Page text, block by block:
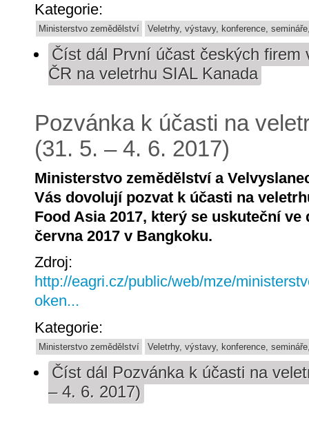
Kategorie:
Ministerstvo zemědělství Veletrhy, výstavy, konference,
Číst dál První účast českých firem
ČR na veletrhu SIAL Kanada
Pozvánka k účasti na
(31. 5. – 4. 6. 2017)
Ministerstvo zemědělství a
Vás dovolují pozvat k účasti na
Food Asia 2017, který se uskuteční ve
června 2017 v Bangkoku.
Zdroj:
http://eagri.cz/public/web/mze/
oken...
Kategorie:
Ministerstvo zemědělství Veletrhy, výstavy, konference,
Číst dál Pozvánka k účasti na
– 4. 6. 2017)